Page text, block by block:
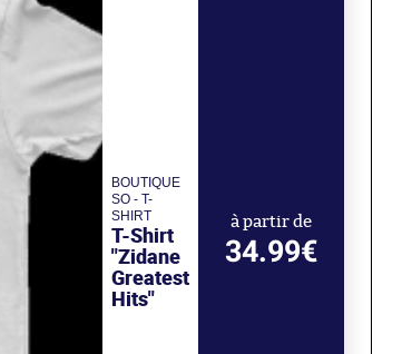
BOUTIQUE
SO - T-
SHIRT
T-Shirt
"Zidane
Greatest
Hits"
à partir de
34.99€